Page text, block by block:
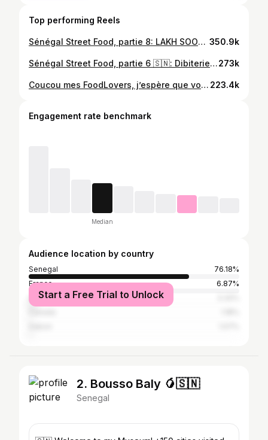
Top performing Reels
Sénégal Street Food, partie 8: LAKH SOOW et THIAKRY 🥣🇸🇳 Ndeye 771381088 Coucou mes FoodLovers, j’espère que vous allez bien. On se retrouve aujourd’hui avec la partie 8 des éditions street food. Qui n’aime pas le Thiakry ici ? Moi j’en raffole et on sait tous où trouver le meilleur Thiakry de Dakar 😆. Je pense que dans chaque quartier il doit y avoir une tata qui a sa table et qui fait lakh, fondé et Thiakry. En cette période de fraîcheur vraaaaaiment ça réconforte. La fille qui me fait est à Ouakam juste avant la Mosquée en face du supermarché MON PRIX. Son numéro 771381088 #dakarfoodies#senegalstreetfood#dakar#senegal#food#foods 350.9k
Sénégal Street Food, partie 6 🇸🇳: Dibiterie HAOUSSA (viande de mouton) Coucou mes FoodLovers, j’espère que vous allez bien. J’ai testé la dibiterie Haoussa appelé: le Roi du Dibi. Elle est situé en bordure de route au quartier sacré cœur en face de la Brioche dorée. La viande est d’une tendreté incroyable ✨ ceux qui ont testé ont approuvé, vous qui n’avez pas encore testé, vous attendez quoi ? Ps: Si quelqu’un a leur numéro, mettez le en commentaire 🙏🏾 N’hésitez pas à partager et à enregistrer la vidéo 🫶🏾 #dakarfoodies#senegal#dakar#africa#lifestyle#food#foods#foodaddict#foodblogger#streetfood#meat273k
Coucou mes FoodLovers, j’espère que vous allez bien. ❤️ Dites moi en message où est-ce que vous dégustez vos meilleurs desserts dans les restaurants de Dakar ? 🇸🇳 Je ferais une partie 2 et 3 InShAllah. Tous ces desserts sont entre 6000 Fcfa et 9.500 Fcfa #dakarfoodies#senegal#dakar#foods#food#foodlover#restaurant#foodlife#dessert#desserts#restaurants#restaurant#contentcreation 223.4k
Engagement rate benchmark
Median
Audience location by country
Senegal
76.18%
France
6.87%
United States
Start a Free Trial to Unlock
2. Bousso Baly 🥭🇸🇳
Senegal